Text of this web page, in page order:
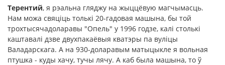
Терентий, я рэальна гляджу на жыццёвую магчымасць.
Нам можа свяціць толькі 20-гадовая машына, бы той
трохтысячадоларавы "Опель" у 1996 годзе, калі столькі
каштавалі дзве двухпакаёвыя кватэры па вуліцы
Валадарскага. А на 930-доларавым матыцыкле я вольная
птушка - куды хачу, тучы лячу. А каб была машына, то ў